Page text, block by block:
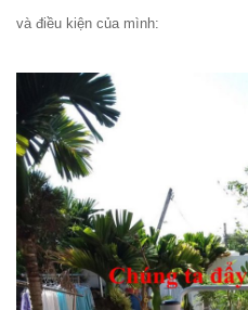
và điều kiện của mình: